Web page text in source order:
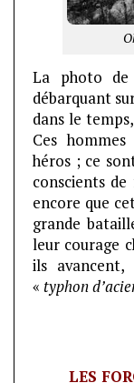
La photo
débarquant
dans le
Ces
héros ; ce
conscients
encore que
grande
leur courage
ils
« typhon
LES